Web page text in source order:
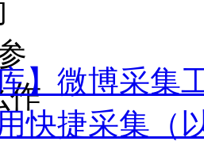
作】微博采集
快捷采集（